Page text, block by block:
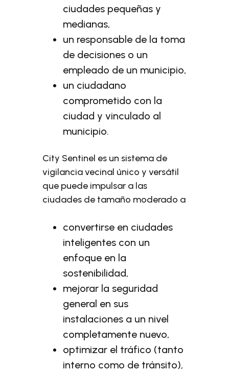
ciudades pequeñas y
medianas,
un responsable de la toma
de decisiones o un
empleado de un municipio,
un ciudadano
comprometido con la
ciudad y vinculado al
municipio.
City Sentinel es un sistema de
vigilancia vecinal único y versátil
que puede impulsar a las
ciudades de tamaño moderado a
convertirse en ciudades
inteligentes con un
enfoque en la
sostenibilidad,
mejorar la seguridad
general en sus
instalaciones a un nivel
completamente nuevo,
optimizar el tráfico (tanto
interno como de tránsito),